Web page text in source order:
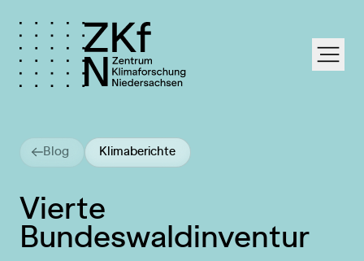
Blog Klimaberichte
Vierte
Bundeswaldinventur